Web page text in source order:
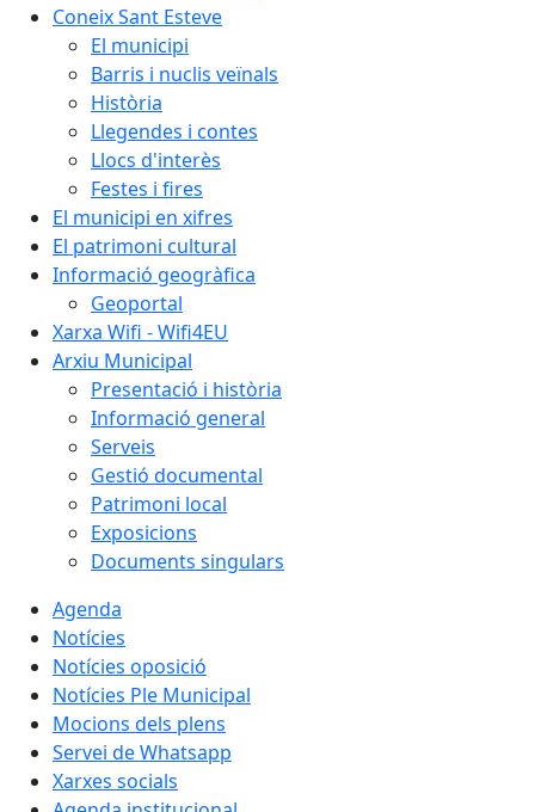
Coneix Sant Esteve
El municipi
Barris i nuclis veïnals
Història
Llegendes i contes
Llocs d'interès
Festes i fires
El municipi en xifres
El patrimoni cultural
Informació geogràfica
Geoportal
Xarxa Wifi - Wifi4EU
Arxiu Municipal
Presentació i història
Informació general
Serveis
Gestió documental
Patrimoni local
Exposicions
Documents singulars
Agenda
Notícies
Notícies oposició
Notícies Ple Municipal
Mocions dels plens
Servei de Whatsapp
Xarxes socials